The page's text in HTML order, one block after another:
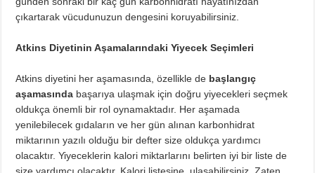
çıkartarak vücudunuzun dengesini koruyabilirsiniz.
Atkins Diyetinin Aşamalarındaki Yiyecek Seçimleri
Atkins diyetini her aşamasında, özellikle de başlangıç
aşamasında başarıya ulaşmak için doğru yiyecekleri seçmek
oldukça önemli bir rol oynamaktadır. Her aşamada
yenilebilecek gıdaların ve her gün alınan karbonhidrat
miktarının yazılı olduğu bir defter size oldukça yardımcı
olacaktır. Yiyeceklerin kalori miktarlarını belirten iyi bir liste de
size yardımcı olacaktır. Kalori listesine ulaşabilirsiniz. Zaten